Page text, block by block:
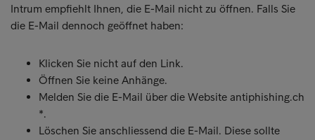
Intrum empfiehlt Ihnen, die E-Mail nicht zu öffnen. Falls Sie
die E-Mail dennoch geöffnet haben:
Klicken Sie nicht auf den Link.
Öffnen Sie keine Anhänge.
Melden Sie die E-Mail über die Website antiphishing.ch
*.
Löschen Sie anschliessend die E-Mail. Diese sollte